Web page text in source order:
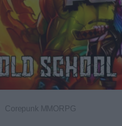
Corepunk MMORPG